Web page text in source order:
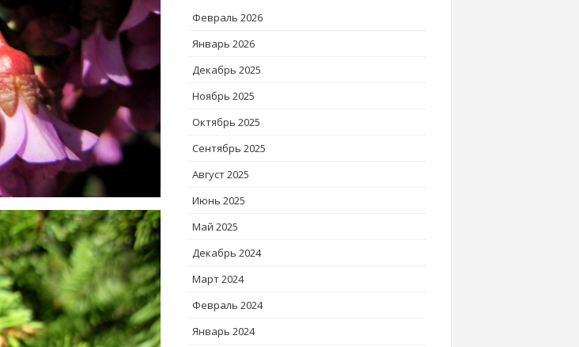
Февраль 2026
Январь 2026
Декабрь 2025
Ноябрь 2025
Октябрь 2025
Сентябрь 2025
Август 2025
Июнь 2025
Май 2025
Декабрь 2024
Март 2024
Февраль 2024
Январь 2024